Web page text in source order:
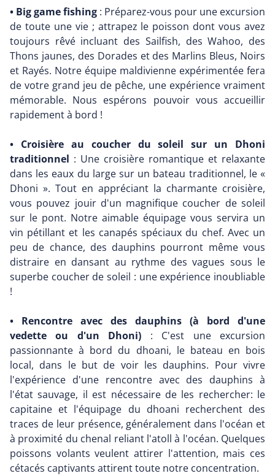
• Big game fishing : Préparez-vous pour une excursion
de toute une vie ; attrapez le poisson dont vous avez
toujours rêvé incluant des Sailfish, des Wahoo, des
Thons jaunes, des Dorades et des Marlins Bleus, Noirs
et Rayés. Notre équipe maldivienne expérimentée fera
de votre grand jeu de pêche, une expérience vraiment
mémorable. Nous espérons pouvoir vous accueillir
rapidement à bord !
• Croisière au coucher du soleil sur un Dhoni
traditionnel : Une croisière romantique et relaxante
dans les eaux du large sur un bateau traditionnel, le «
Dhoni ». Tout en appréciant la charmante croisière,
vous pouvez jouir d'un magnifique coucher de soleil
sur le pont. Notre aimable équipage vous servira un
vin pétillant et les canapés spéciaux du chef. Avec un
peu de chance, des dauphins pourront même vous
distraire en dansant au rythme des vagues sous le
superbe coucher de soleil : une expérience inoubliable
!
• Rencontre avec des dauphins (à bord d'une
vedette ou d'un Dhoni) : C'est une excursion
passionnante à bord du dhoani, le bateau en bois
local, dans le but de voir les dauphins. Pour vivre
l'expérience d'une rencontre avec des dauphins à
l'état sauvage, il est nécessaire de les rechercher: le
capitaine et l'équipage du dhoani recherchent des
traces de leur présence, généralement dans l'océan et
à proximité du chenal reliant l'atoll à l'océan. Quelques
poissons volants veulent attirer l'attention, mais ces
cétacés captivants attirent toute notre concentration.